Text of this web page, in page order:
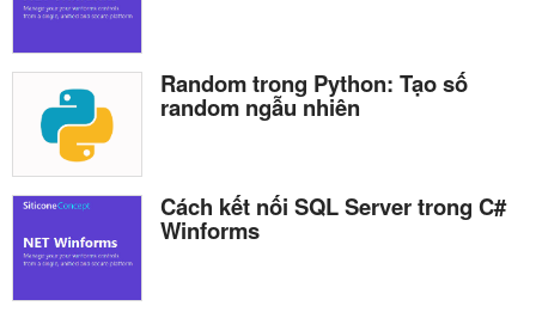
Random trong Python: Tạo số
random ngẫu nhiên
Cách kết nối SQL Server trong C#
Winforms